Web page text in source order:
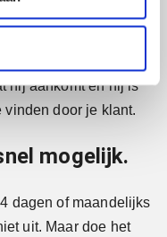
tijd, papier en
hij aankomt en hij is
vinden door je klant.
mogelijk.
dagen of maandelijks
uit. Maar doe het